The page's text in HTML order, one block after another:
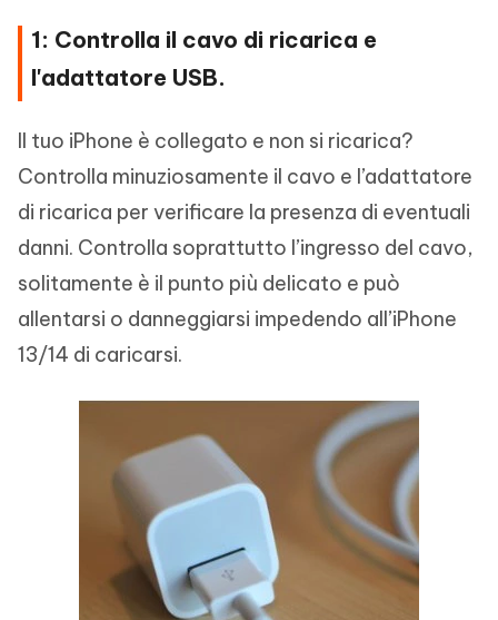
1: Controlla il cavo di ricarica e
l'adattatore USB.
Il tuo iPhone è collegato e non si ricarica?
Controlla minuziosamente il cavo e l’adattatore
di ricarica per verificare la presenza di eventuali
danni. Controlla soprattutto l’ingresso del cavo,
solitamente è il punto più delicato e può
allentarsi o danneggiarsi impedendo all’iPhone
13/14 di caricarsi.